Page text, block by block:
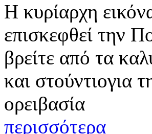
Η κυρίαρχη
επισκεφθεί την
βρείτε από τα
και στούντιογια
ορειβασία
περισσότερα